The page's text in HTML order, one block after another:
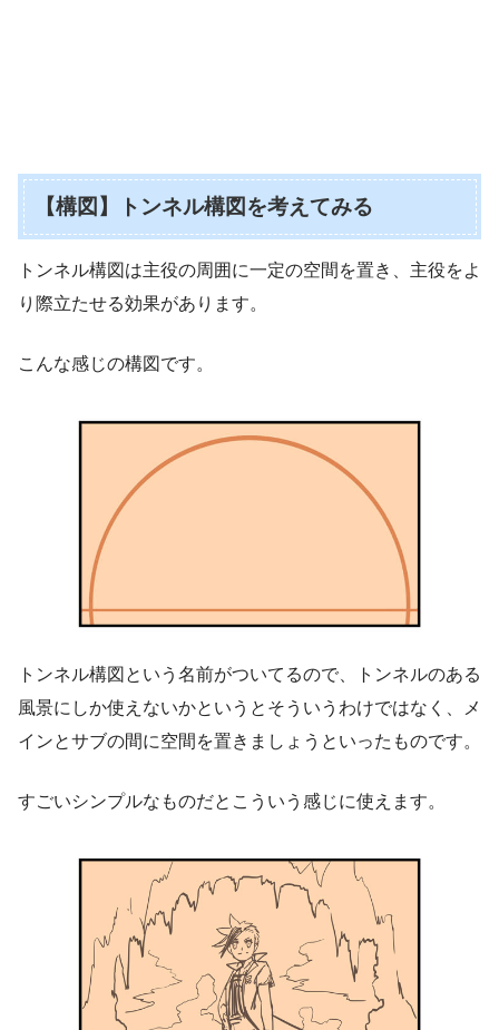
【構図】トンネル構図を考えてみる
トンネル構図は主役の周囲に一定の空間を置き、主役をよ
り際立たせる効果があります。
こんな感じの構図です。
トンネル構図という名前がついてるので、トンネルのある
風景にしか使えないかというとそういうわけではなく、メ
インとサブの間に空間を置きましょうといったものです。
すごいシンプルなものだとこういう感じに使えます。